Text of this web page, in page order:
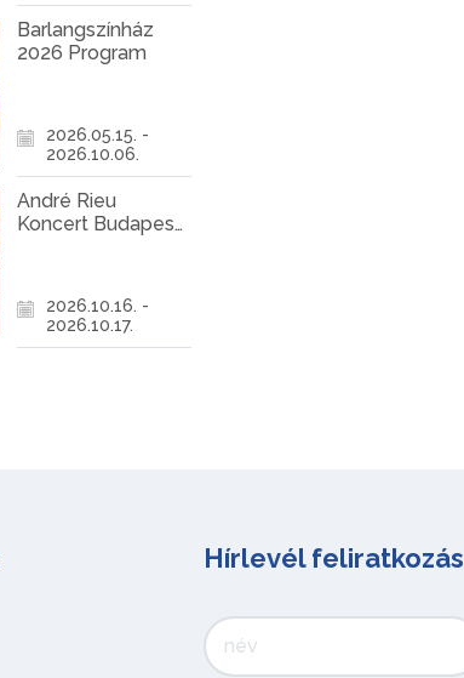
Barlangszínház
2026 Program
2026.05.15. -
2026.10.06.
André Rieu
Koncert Budapest
2026.10.16. -
2026.10.17.
Hírlevél feliratkozás